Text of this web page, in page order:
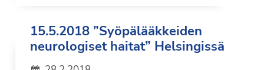
15.5.2018 ”Syöpälääkkeiden
neurologiset haitat” Helsingissä